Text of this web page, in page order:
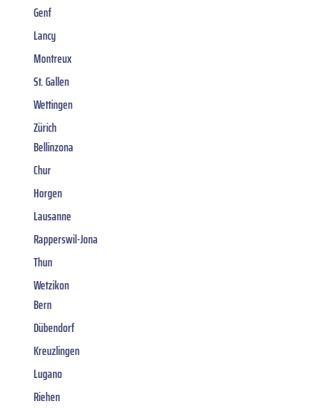
Genf
Lancy
Montreux
St. Gallen
Wettingen
Zürich
Bellinzona
Chur
Horgen
Lausanne
Rapperswil-Jona
Thun
Wetzikon
Bern
Dübendorf
Kreuzlingen
Lugano
Riehen